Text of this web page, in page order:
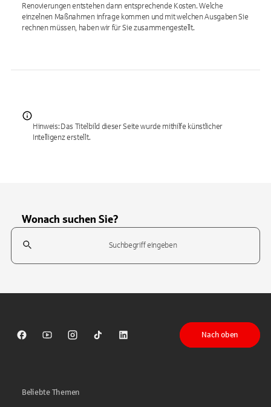
Renovierungen entstehen dann entsprechende Kosten. Welche
einzelnen Maßnahmen infrage kommen und mit welchen Ausgaben Sie
rechnen müssen, haben wir für Sie zusammengestellt.
Hinweis: Das Titelbild dieser Seite wurde mithilfe künstlicher
Intelligenz erstellt.
Wonach suchen Sie?
Suchfeld
Sparkasse auf Facebook
Sparkasse auf Youtube
Sparkasse auf Instagram
Sparkasse auf TikTok
Sparkasse auf LinkedIn
Nach oben
Beliebte Themen